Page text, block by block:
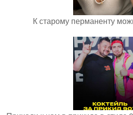
К старому перманенту